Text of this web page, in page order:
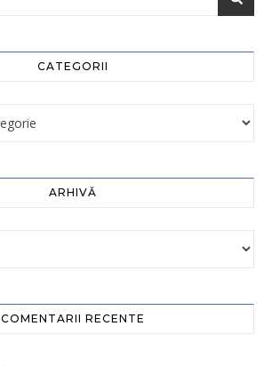
CATEGORII
ARHIVĂ
COMENTARII RECENTE